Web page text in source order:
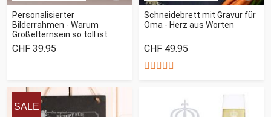
Personalisierter
Bilderrahmen - Warum
Großelternsein so toll ist
CHF 39.95
Schneidebrett mit Gravur für
Oma - Herz aus Worten
CHF 49.95
SALE